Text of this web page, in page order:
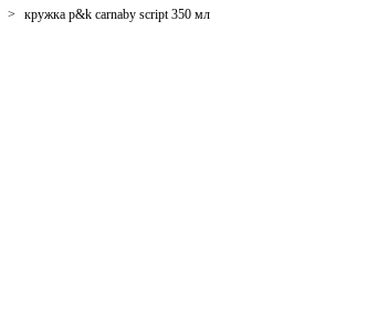
> кружка p&k carnaby script 350 мл